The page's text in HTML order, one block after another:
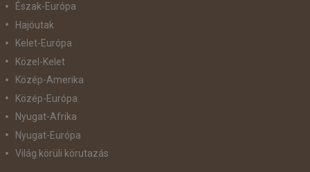
Észak-Európa
Hajóutak
Kelet-Európa
Közel-Kelet
Közép-Amerika
Közép-Európa
Nyugat-Afrika
Nyugat-Európa
Világ körüli körutazás